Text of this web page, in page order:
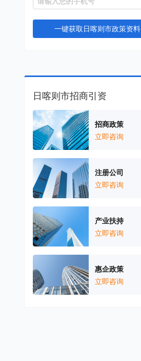
一键获取日喀则市政策资料
日喀则市招商引资
招商政策
立即咨询
注册公司
立即咨询
产业扶持
立即咨询
惠企政策
立即咨询